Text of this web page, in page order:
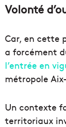
Volonté
Car, en cette
a forcément
l’entrée en
métropole
Un contexte
territoriaux